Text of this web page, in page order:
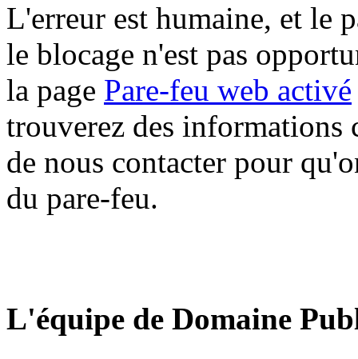
L'erreur est humaine, et le
le blocage n'est pas
la page Pare-feu web activé
trouverez des informations
de nous contacter pour
du pare-feu.
L'équipe de Domaine